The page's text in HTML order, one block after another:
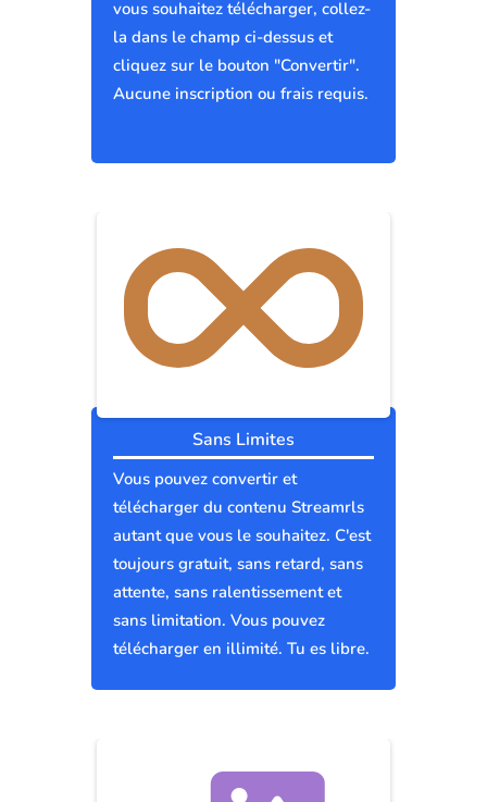
vous souhaitez télécharger, collez-
la dans le champ ci-dessus et
cliquez sur le bouton "Convertir".
Aucune inscription ou frais requis.
Sans Limites
Vous pouvez convertir et
télécharger du contenu Streamrls
autant que vous le souhaitez. C'est
toujours gratuit, sans retard, sans
attente, sans ralentissement et
sans limitation. Vous pouvez
télécharger en illimité. Tu es libre.